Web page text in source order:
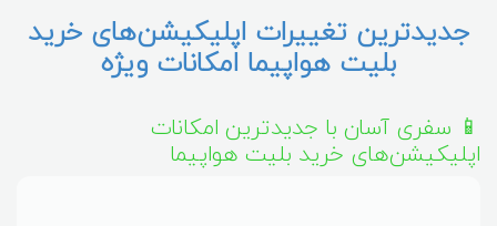
جدیدترین تغییرات اپلیکیشن‌های خرید
بلیت هواپیما امکانات ویژه
📱 سفری آسان با جدیدترین امکانات
اپلیکیشن‌های خرید بلیت هواپیما